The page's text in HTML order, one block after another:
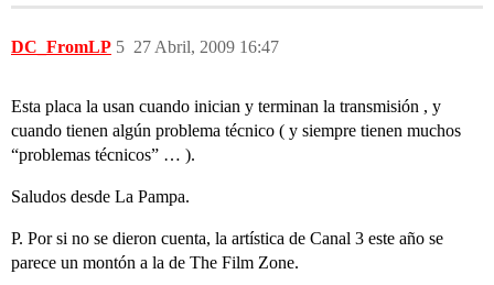
DC_FromLP 27 Abril, 2009 16:47
5
Esta placa la usan cuando inician y terminan la transmisión , y
cuando tienen algún problema técnico ( y siempre tienen muchos
“problemas técnicos” … ).
Saludos desde La Pampa.
P. Por si no se dieron cuenta, la artística de Canal 3 este año se
parece un montón a la de The Film Zone.